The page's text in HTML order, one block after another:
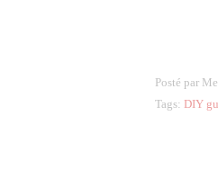
Posté par
Tags: DIY